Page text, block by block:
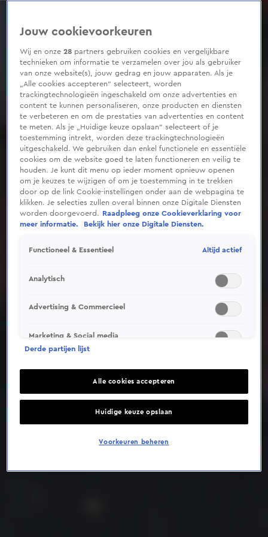
0
seconds
Deze video is niet beschikbaar op je huidige locatie
Jouw cookievoorkeuren
Wij en onze28 partners gebruiken cookies en vergelijkbare
technieken om informatie te verzamelen over jou als gebruiker
van onze website(s), jouw gedrag en jouw apparaten. Als je
„Alle cookies accepteren” selecteert, worden
trackingtechnologieën ingeschakeld om onze advertenties en
content te kunnen personaliseren, onze producten en diensten
te verbeteren en om de prestaties van advertenties en content
te meten. Als je „Huidige keuze opslaan” selecteert of je
toestemming intrekt, worden deze trackingtechnologieën
uitgeschakeld. We gebruiken dan enkel functionele en essentiële
cookies om de website goed te laten functioneren en veilig te
houden. Je kunt dit menu op ieder moment opnieuw openen
om je keuzes te wijzigen of om je toestemming in te trekken
door op de link Cookie-instellingen onder aan de webpagina te
klikken. Je selecties zullen overal binnen onze Digitale Diensten
worden doorgevoerd.
Raadpleeg onze Cookieverklaring voor
meer informatie.
Bekijk hier onze Digitale Diensten.
Functioneel & Essentieel Altijd actief
Analytisch
Advertising & Commercieel
Marketing & Social media
Derde partijen lijst
Alle cookies accepteren
Huidige keuze opslaan
Voorkeuren beheren